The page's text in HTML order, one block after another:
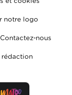
notre logo
Contactez-nous
rédaction